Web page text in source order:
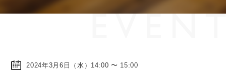
2024年3月6日（水）14:00 〜 15:00